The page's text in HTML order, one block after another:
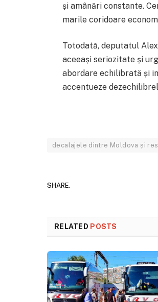
și amânări constante.
marile coridoare
Totodată, deputatul
aceeași seriozitate și
abordare echilibrată și
accentueze
decalajele dintre Moldova și
SHARE.
RELATED POSTS